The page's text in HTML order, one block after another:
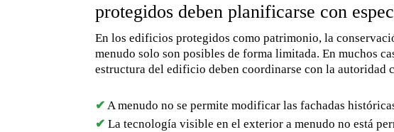
protegidos deben planificarse con
En los edificios protegidos como patrimonio, la
menudo solo son posibles de forma limitada. En muchos
estructura del edificio deben coordinarse con la autoridad
✔ A menudo no se permite modificar las fachadas
✔ La tecnología visible en el exterior a menudo no está